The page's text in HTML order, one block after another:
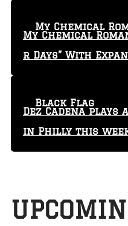
My Chemical
r Days” With
My Chemical
Dez Cadena
in Philly this
29 tickets left!
Black Flag